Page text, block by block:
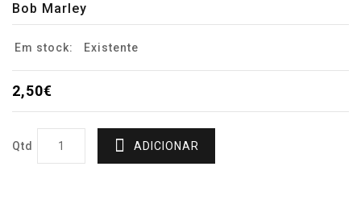
Bob Marley
Em stock: Existente
2,50€
Qtd ADICIONAR